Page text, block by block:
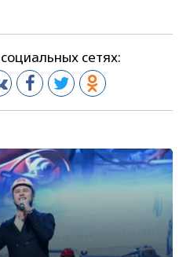
сетях: